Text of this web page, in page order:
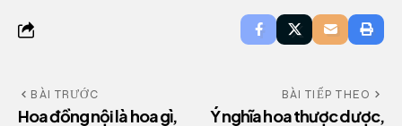
BÀI TRƯỚC
Hoa đồng nội là hoa gì,
BÀI TIẾP THEO
Ý nghĩa hoa thược dược,